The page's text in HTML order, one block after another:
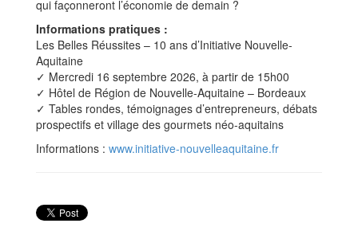
qui façonneront l’économie de demain ?
Informations pratiques :
Les Belles Réussites – 10 ans d’Initiative Nouvelle-
Aquitaine
✓ Mercredi 16 septembre 2026, à partir de 15h00
✓ Hôtel de Région de Nouvelle-Aquitaine – Bordeaux
✓ Tables rondes, témoignages d’entrepreneurs, débats
prospectifs et village des gourmets néo-aquitains
Informations : www.initiative-nouvelleaquitaine.fr